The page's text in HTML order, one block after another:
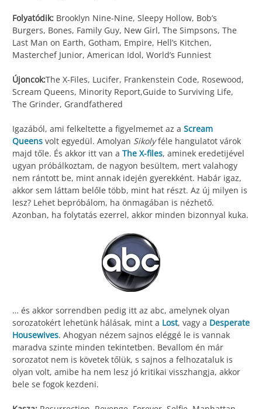
Folyatódik: Brooklyn Nine-Nine, Sleepy Hollow, Bob’s
Burgers, Bones, Family Guy, New Girl, The Simpsons, The
Last Man on Earth, Gotham, Empire, Hell’s Kitchen,
Masterchef Junior, American Idol, World’s Funniest
Újoncok:The X-Files, Lucifer, Frankenstein Code, Rosewood,
Scream Queens, Minority Report,Guide to Surviving Life,
The Grinder, Grandfathered
Igazából, ami felkeltette a figyelmemet az a Scream
Queens volt egyedül. Amolyan Sikolyféle hangulatot várok
majd tőle. És akkor itt van a The X-files, aminek eredetijével
ugyan próbálkoztam, de nagyon besültem, mert valahogy
nem rántott be, mint annak idején gyerekként. Habár igaz,
akkor sem láttam belőle több, mint hat részt. Az új milyen is
lesz? Lehet bepróbálom, ha önmagában is nézhető.
Azonban, ha folytatás ezerrel, akkor minden bizonnyal kuka.
… és akkor sorrendben pedig itt az abc, amelynek olyan
sorozatokért lehetünk hálásak, mint a Lost, vagy a Desperate
Housewives. Ahogyan nézem sajnos eléggé le is vannak
maradva szinte minden tekintetben. Bevallom én már
sorozatot nem is követek tőlük, s sajnos a felhozataluk is
olyan volt, amibe ha nem lesz jó kritikai visszhangja, akkor
bele se fogok kezdeni.